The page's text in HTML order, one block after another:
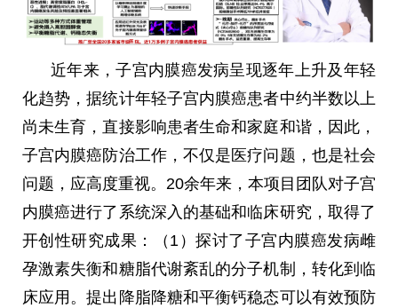
近年来，子宫内膜癌发病呈现逐年上升及年轻
化趋势，据统计年轻子宫内膜癌患者中约半数以上
尚未生育，直接影响患者生命和家庭和谐，因此，
子宫内膜癌防治工作，不仅是医疗问题，也是社会
问题，应高度重视。 20余年来，本项目团队对子宫
内膜癌进行了系统深入的基础和临床研究，取得了
开创性研究成果：（ 1 ）探讨了子宫内膜癌发病雌
孕激素失衡和糖脂代谢紊乱的分子机制，转化到临
床应用。提出降脂降糖和平衡钙稳态可以有效预防